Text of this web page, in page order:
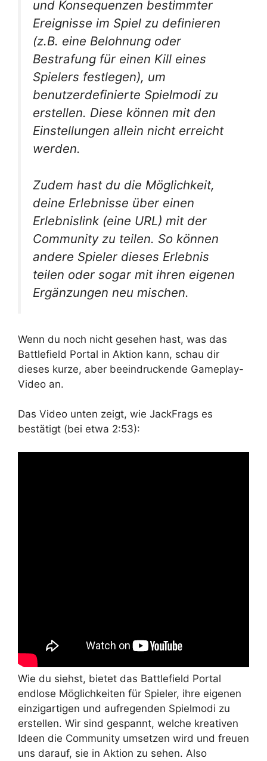
und Konsequenzen bestimmter
Ereignisse im Spiel zu definieren
(z.B. eine Belohnung oder
Bestrafung für einen Kill eines
Spielers festlegen), um
benutzerdefinierte Spielmodi zu
erstellen. Diese können mit den
Einstellungen allein nicht erreicht
werden.
Zudem hast du die Möglichkeit,
deine Erlebnisse über einen
Erlebnislink (eine URL) mit der
Community zu teilen. So können
andere Spieler dieses Erlebnis
teilen oder sogar mit ihren eigenen
Ergänzungen neu mischen.
Wenn du noch nicht gesehen hast, was das
Battlefield Portal in Aktion kann, schau dir
dieses kurze, aber beeindruckende Gameplay-
Video an.
Das Video unten zeigt, wie JackFrags es
bestätigt (bei etwa 2:53):
Wie du siehst, bietet das Battlefield Portal
endlose Möglichkeiten für Spieler, ihre eigenen
einzigartigen und aufregenden Spielmodi zu
erstellen. Wir sind gespannt, welche kreativen
Ideen die Community umsetzen wird und freuen
uns darauf, sie in Aktion zu sehen. Also